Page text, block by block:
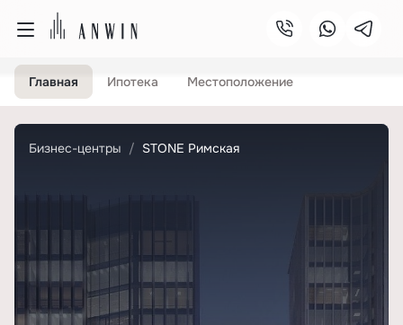
Главная Ипотека Местоположение
Бизнес-центры STONE Римская